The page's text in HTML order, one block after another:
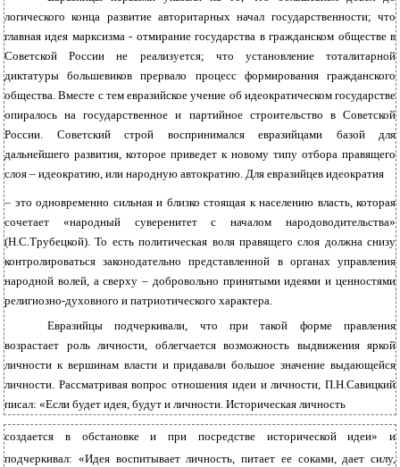
логического конца развитие авторитарных начал государственности; что
главная идея марксизма - отмирание государства в гражданском обществе в
Советской России не реализуется; что установление тоталитарной
диктатуры большевиков прервало процесс формирования гражданского
общества. Вместе с тем евразийское учение об идеократическом государстве
опиралось на государственное и партийное строительство в Советской
России. Советский строй воспринимался евразийцами базой для
дальнейшего развития, которое приведет к новому типу отбора правящего
слоя – идеократию, или народную автократию. Для евразийцев идеократия
– это одновременно сильная и близко стоящая к населению власть, которая
сочетает «народный суверенитет с началом народоводительства»
(Н.С.Трубецкой). То есть политическая воля правящего слоя должна снизу
контролироваться законодательно представленной в органах управления
народной волей, а сверху – добровольно принятыми идеями и ценностями
религиозно-духовного и патриотического характера.
Евразийцы подчеркивали, что при такой форме правления
возрастает роль личности, облегчается возможность выдвижения яркой
личности к вершинам власти и придавали большое значение выдающейся
личности. Рассматривая вопрос отношения идеи и личности, П.Н.Савицкий
писал: «Если будет идея, будут и личности. Историческая личность
создается в обстановке и при посредстве исторической идеи» и
подчеркивал: «Идея воспитывает личность, питает ее соками, дает силу,